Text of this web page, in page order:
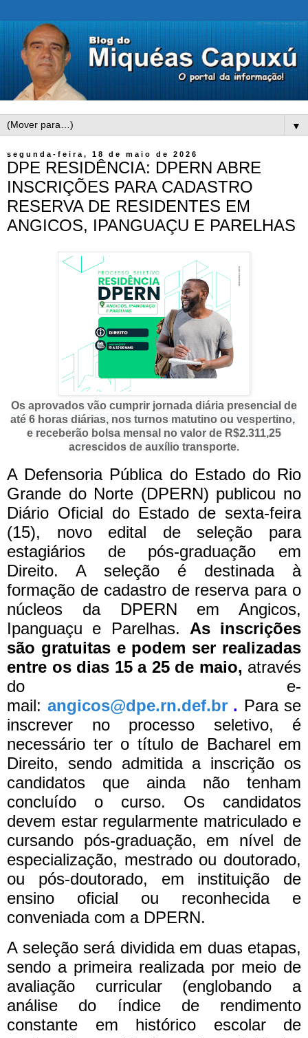
▼
segunda-feira, 18 de maio de 2026
DPE RESIDÊNCIA: DPERN ABRE
INSCRIÇÕES PARA CADASTRO
RESERVA DE RESIDENTES EM
ANGICOS, IPANGUAÇU E PARELHAS
Os aprovados vão cumprir jornada diária presencial de
até 6 horas diárias, nos turnos matutino ou vespertino,
e receberão bolsa mensal no valor de R$2.311,25
acrescidos de auxílio transporte.
A Defensoria Pública do Estado do Rio
Grande do Norte (DPERN) publicou no
Diário Oficial do Estado de sexta-feira
(15), novo edital de seleção para
estagiários de pós-graduação em
Direito. A seleção é destinada à
formação de cadastro de reserva para o
núcleos da DPERN em Angicos,
Ipanguaçu e Parelhas. As inscrições
são gratuitas e podem ser realizadas
entre os dias 15 a 25 de maio, através
do e-
mail: angicos@dpe.rn.def.br. Para se
inscrever no processo seletivo, é
necessário ter o título de Bacharel em
Direito, sendo admitida a inscrição os
candidatos que ainda não tenham
concluído o curso. Os candidatos
devem estar regularmente matriculado e
cursando pós-graduação, em nível de
especialização, mestrado ou doutorado,
ou pós-doutorado, em instituição de
ensino oficial ou reconhecida e
conveniada com a DPERN.
A seleção será dividida em duas etapas,
sendo a primeira realizada por meio de
avaliação curricular (englobando a
análise do índice de rendimento
constante em histórico escolar de